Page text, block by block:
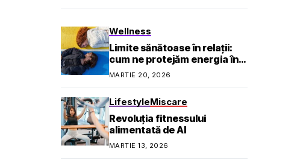
Wellness
Limite sănătoase în relații:
cum ne protejăm energia în
viața socială și profesională
MARTIE 20, 2026
LifestyleMiscare
Revoluția fitnessului
alimentată de AI
MARTIE 13, 2026